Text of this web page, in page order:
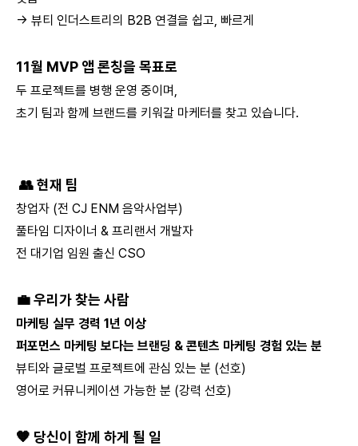
→ 뷰티 인더스트리의 B2B 연결을 쉽고, 빠르게
11월 MVP 앱 론칭을 목표로
두 프로젝트를 병행 운영 중이며,
초기 팀과 함께 브랜드를 키워갈 마케터를 찾고 있습니다.
👥 현재 팀
창업자 (전 CJ ENM 음악사업부)
풀타임 디자이너 & 프리랜서 개발자
전 대기업 임원 출신 CSO
💼 우리가 찾는 사람
마케팅 실무 경력 1년 이상
퍼포먼스 마케팅 보다는 브랜딩 & 콘텐츠 마케팅 경험 있는 분
뷰티와 글로벌 프로젝트에 관심 있는 분 (선호)
영어로 커뮤니케이션 가능한 분 (강력 선호)
🧡 당신이 함께 하게 될 일